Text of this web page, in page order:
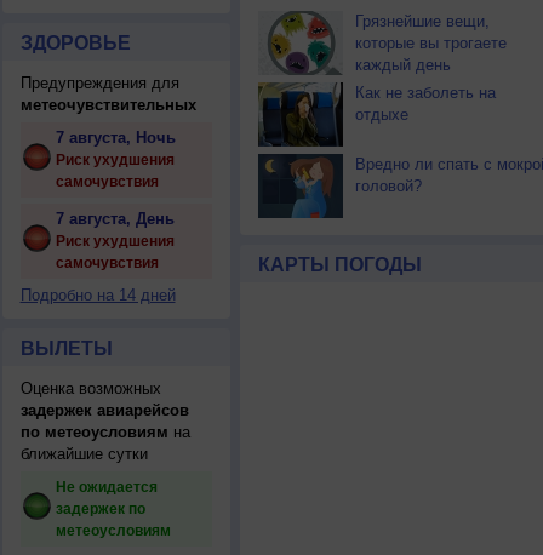
ЗДОРОВЬЕ
Предупреждения для
метеочувствительных
7 августа, Ночь
Риск ухудшения
самочувствия
7 августа, День
Риск ухудшения
самочувствия
Подробно на 14 дней
ВЫЛЕТЫ
Оценка возможных
задержек авиарейсов
по метеоусловиям на
ближайшие сутки
Не ожидается
задержек по
метеоусловиям
Грязнейшие вещи,
которые вы трогаете
каждый день
Как не заболеть на
отдыхе
Вредно ли спать с
головой?
КАРТЫ ПОГОДЫ